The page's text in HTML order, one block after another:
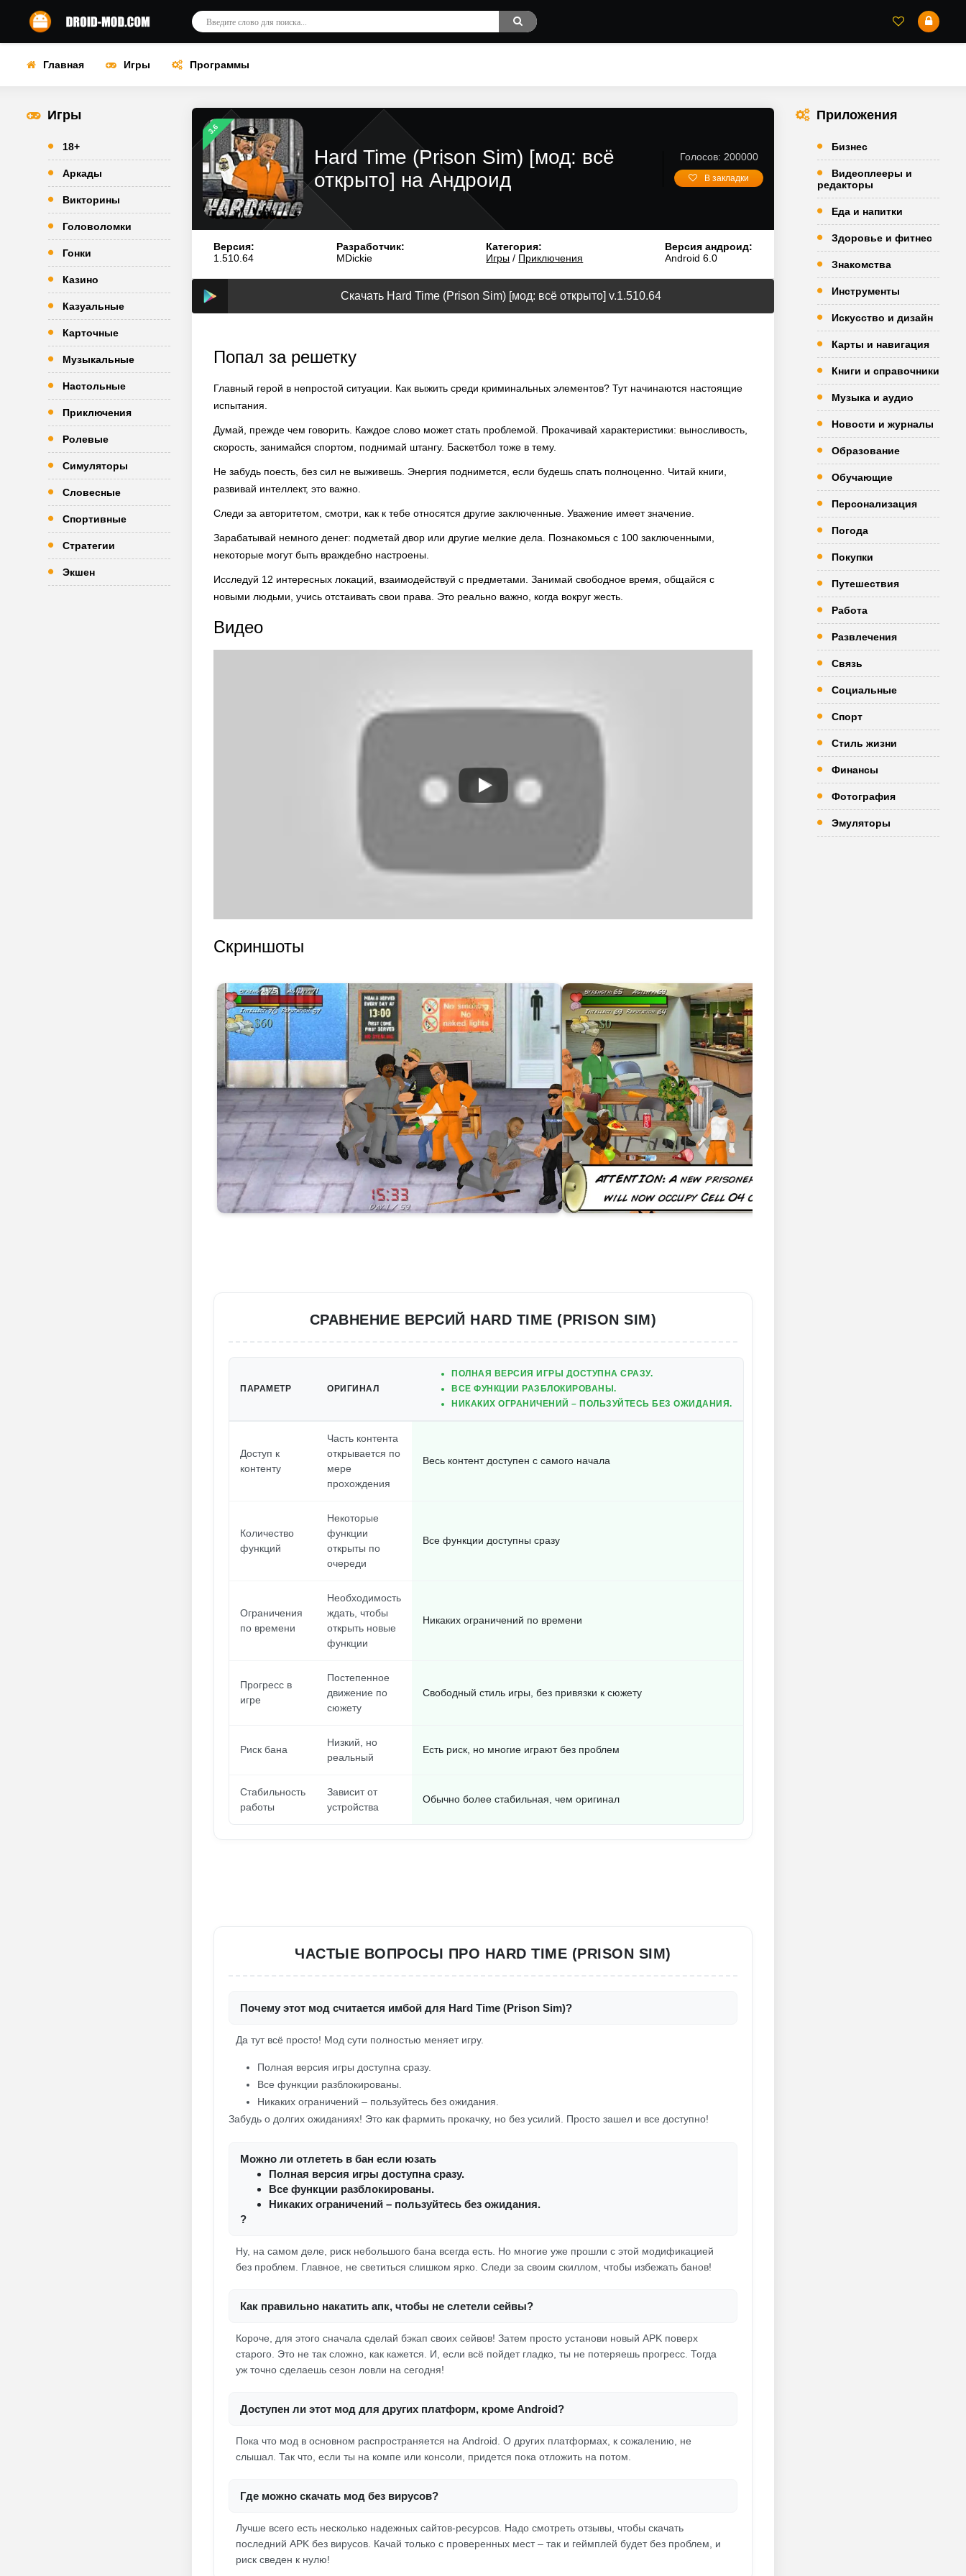
Главная Игры Программы
Игры
18+
Аркады
Викторины
Головоломки
Гонки
Казино
Казуальные
Карточные
Музыкальные
Настольные
Приключения
Ролевые
Симуляторы
Словесные
Спортивные
Стратегии
Экшен
3.6
Hard Time (Prison Sim) [мод: всё
открыто] на Андроид
Голосов: 200000
В закладки
Версия:
1.510.64
Разработчик:
MDickie
Категория:
Игры / Приключения
Версия андроид:
Android 6.0
Скачать Hard Time (Prison Sim) [мод: всё открыто] v.1.510.64
Попал за решетку
Главный герой в непростой ситуации. Как выжить среди криминальных элементов? Тут начинаются настоящие
испытания.
Думай, прежде чем говорить. Каждое слово может стать проблемой. Прокачивай характеристики: выносливость,
скорость, занимайся спортом, поднимай штангу. Баскетбол тоже в тему.
Не забудь поесть, без сил не выживешь. Энергия поднимется, если будешь спать полноценно. Читай книги,
развивай интеллект, это важно.
Следи за авторитетом, смотри, как к тебе относятся другие заключенные. Уважение имеет значение.
Зарабатывай немного денег: подметай двор или другие мелкие дела. Познакомься с 100 заключенными,
некоторые могут быть враждебно настроены.
Исследуй 12 интересных локаций, взаимодействуй с предметами. Занимай свободное время, общайся с
новыми людьми, учись отстаивать свои права. Это реально важно, когда вокруг жесть.
Видео
Скриншоты
СРАВНЕНИЕ ВЕРСИЙ HARD TIME (PRISON SIM)
ПАРАМЕТР ОРИГИНАЛ
ПОЛНАЯ ВЕРСИЯ ИГРЫ ДОСТУПНА СРАЗУ.
ВСЕ ФУНКЦИИ РАЗБЛОКИРОВАНЫ.
НИКАКИХ ОГРАНИЧЕНИЙ – ПОЛЬЗУЙТЕСЬ БЕЗ ОЖИДАНИЯ.
Доступ к
контенту
Часть контента
открывается по
мере
прохождения
Весь контент доступен с самого начала
Количество
функций
Некоторые
функции
открыты по
очереди
Все функции доступны сразу
Ограничения
по времени
Необходимость
ждать, чтобы
открыть новые
функции
Никаких ограничений по времени
Прогресс в
игре
Постепенное
движение по
сюжету
Свободный стиль игры, без привязки к сюжету
Риск бана
Низкий, но
реальный
Есть риск, но многие играют без проблем
Стабильность
работы
Зависит от
устройства
Обычно более стабильная, чем оригинал
ЧАСТЫЕ ВОПРОСЫ ПРО HARD TIME (PRISON SIM)
Почему этот мод считается имбой для Hard Time (Prison Sim)?
Да тут всё просто! Мод сути полностью меняет игру.
Полная версия игры доступна сразу.
Все функции разблокированы.
Никаких ограничений – пользуйтесь без ожидания.
Забудь о долгих ожиданиях! Это как фармить прокачку, но без усилий. Просто зашел и все доступно!
Можно ли отлететь в бан если юзать
Полная версия игры доступна сразу.
Все функции разблокированы.
Никаких ограничений – пользуйтесь без ожидания.
?
Ну, на самом деле, риск небольшого бана всегда есть. Но многие уже прошли с этой модификацией
без проблем. Главное, не светиться слишком ярко. Следи за своим скиллом, чтобы избежать банов!
Как правильно накатить апк, чтобы не слетели сейвы?
Короче, для этого сначала сделай бэкап своих сейвов! Затем просто установи новый APK поверх
старого. Это не так сложно, как кажется. И, если всё пойдет гладко, ты не потеряешь прогресс. Тогда
уж точно сделаешь сезон ловли на сегодня!
Доступен ли этот мод для других платформ, кроме Android?
Пока что мод в основном распространяется на Android. О других платформах, к сожалению, не
слышал. Так что, если ты на компе или консоли, придется пока отложить на потом.
Где можно скачать мод без вирусов?
Лучше всего есть несколько надежных сайтов-ресурсов. Надо смотреть отзывы, чтобы скачать
последний APK без вирусов. Качай только с проверенных мест – так и геймплей будет без проблем, и
риск сведен к нулю!
Приложения
Бизнес
Видеоплееры и
редакторы
Еда и напитки
Здоровье и фитнес
Знакомства
Инструменты
Искусство и дизайн
Карты и навигация
Книги и справочники
Музыка и аудио
Новости и журналы
Образование
Обучающие
Персонализация
Погода
Покупки
Путешествия
Работа
Развлечения
Связь
Социальные
Спорт
Стиль жизни
Финансы
Фотография
Эмуляторы